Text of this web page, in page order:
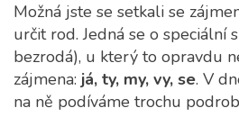
Možná jste se setkali se
určit rod. Jedná se o speciální
bezrodá), u který to opravdu
zájmena: já, ty, my, vy, se. V
na ně podíváme trochu